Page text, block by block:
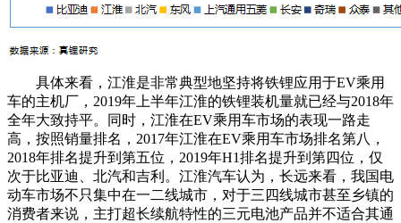
具体来看，江淮是非常典型地坚持将铁锂应用于EV乘用
车的主机厂，2019年上半年江淮的铁锂装机量就已经与2018年
全年大致持平。同时，江淮在EV乘用车市场的表现一路走
高，按照销量排名，2017年江淮在EV乘用车市场排名第八，
2018年排名提升到第五位，2019年H1排名提升到第四位，仅
次于比亚迪、北汽和吉利。江淮汽车认为，长远来看，我国电
动车市场不只集中在一二线城市，对于三四线城市甚至乡镇的
消费者来说，主打超长续航特性的三元电池产品并不适合其通